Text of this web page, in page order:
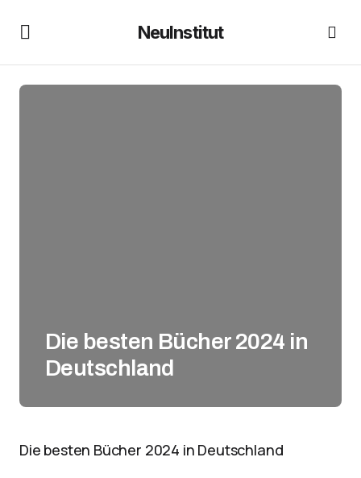
NeuInstitut
Die besten Bücher 2024 in
Deutschland
Die besten Bücher 2024 in Deutschland